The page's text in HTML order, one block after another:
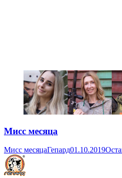
Мисс месяца
Мисс месяцаГепард01.10.2019